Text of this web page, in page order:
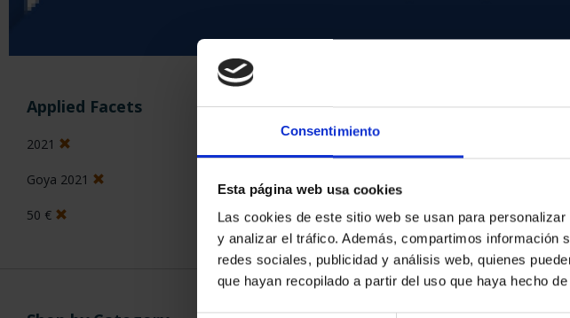
Consentimiento
Esta página web usa cookies
Las cookies de este sitio web se usan para
y analizar el tráfico. Además, compartimos información
redes sociales, publicidad y análisis web, quienes
que hayan recopilado a partir del uso que haya hecho
Applied Facets
2021
Goya 2021
50 €
2 Products found